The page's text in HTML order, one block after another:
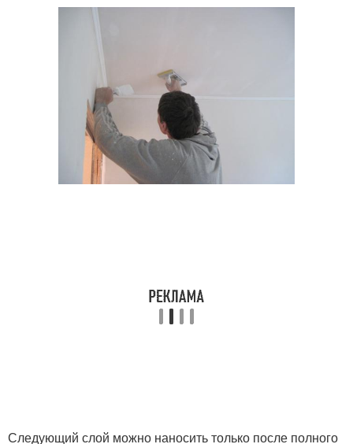
Следующий слой можно наносить только после полного